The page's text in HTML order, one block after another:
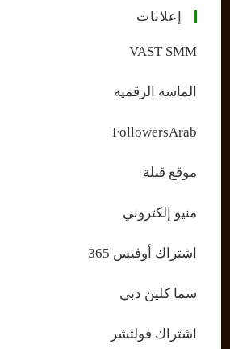
إعلانات
VAST SMM
الماسة الرقمية
FollowersArab
موقع قبلة
منيو إلكتروني
اشتراك أوفيس 365
سما كلين دبي
اشتراك فولتشر